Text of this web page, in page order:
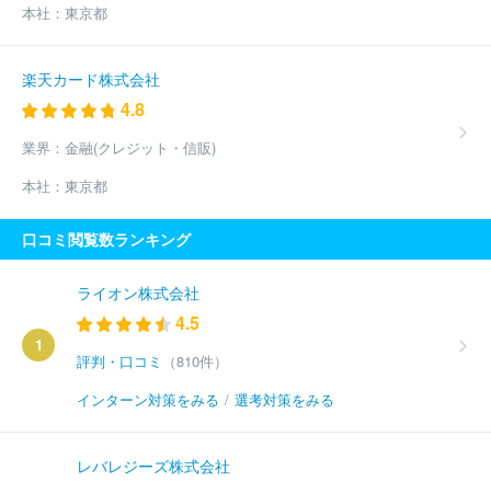
本社： 東京都
楽天カード株式会社
4.8
業界： 金融(クレジット・信販)
本社： 東京都
口コミ閲覧数ランキング
1
ライオン株式会社
4.5
評判・口コミ
（810件）
インターン対策をみる / 選考対策をみる
レバレジーズ株式会社